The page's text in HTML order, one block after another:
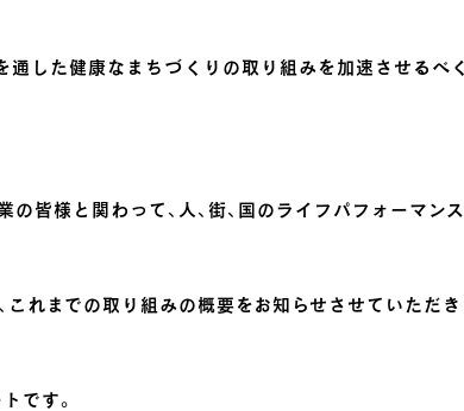
通した健康なまちづくりの取り組みを加速させる
の皆様と関わって、人、街、国のライフパフォーマン
れまでの取り組みの概要をお知らせさせていただき
です。